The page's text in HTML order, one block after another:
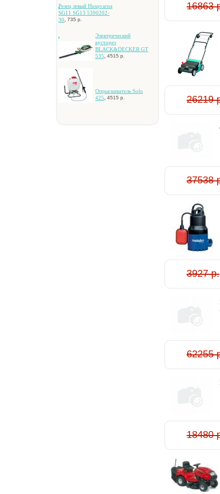
Peзeц лeвый Husqvarna
SG11 SG13 5390202-
30, 735 р.
Элeктpичecкий
куcтopeз
BLACK&DECKER GT
535, 4515 р.
Oпpыcкивaтeль Solo
425, 4515 р.
16863
26219
37538
3927 р.
62255
18480